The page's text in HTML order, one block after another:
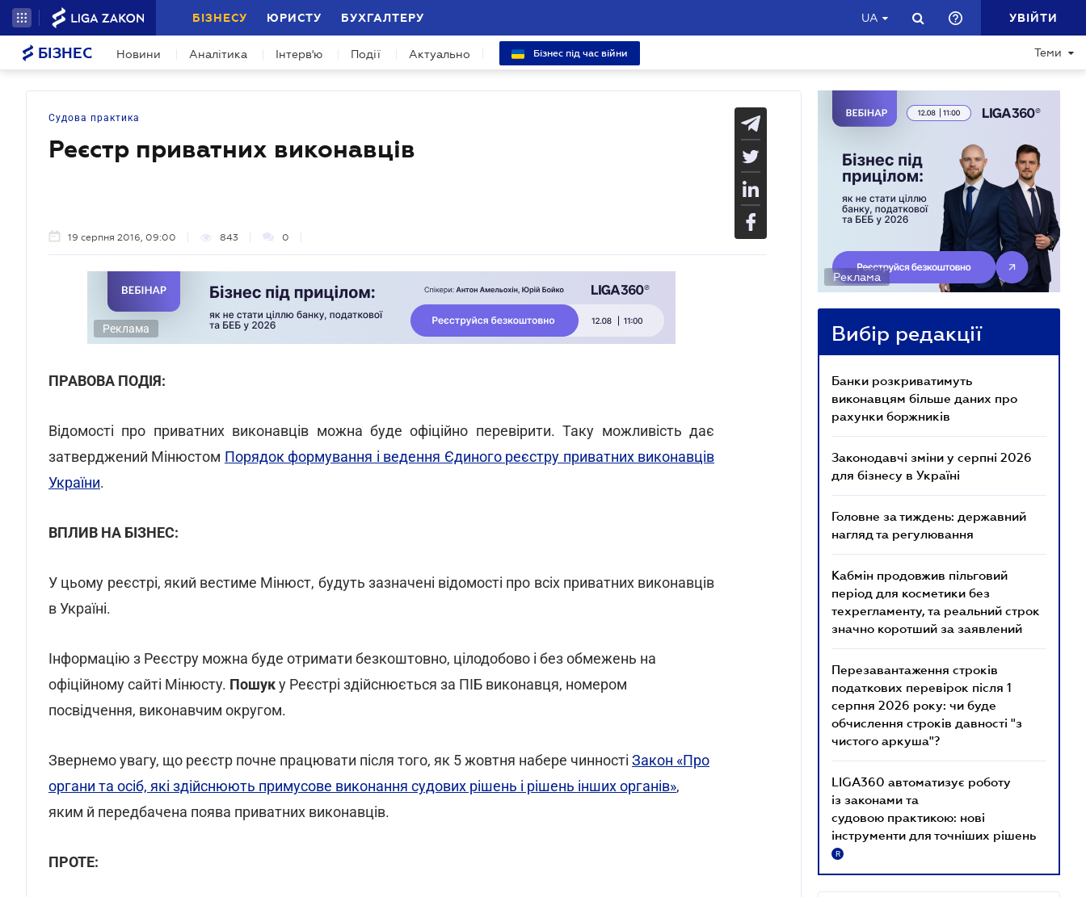
БІЗНЕСУ ЮРИСТУ БУХГАЛТЕРУ UA УВІЙТИ
БІЗНЕС Новини Аналітика Інтерв'ю Події Актуально Бізнес під час війни Теми
Судова практика
Реєстр приватних виконавців
19 серпня 2016, 09:00 843 0
Реклама
ПРАВОВА ПОДІЯ:
Відомості про приватних виконавців можна буде офіційно перевірити. Таку можливість дає
затверджений Мінюстом Порядок формування і ведення Єдиного реєстру приватних виконавців
України.
ВПЛИВ НА БІЗНЕС:
У цьому реєстрі, який вестиме Мінюст, будуть зазначені відомості про всіх приватних виконавців
в Україні.
Інформацію з Реєстру можна буде отримати безкоштовно, цілодобово і без обмежень на
офіційному сайті Мінюсту. Пошуку Реєстрі здійснюється за ПІБ виконавця, номером
посвідчення, виконавчим округом.
Звернемо увагу, що реєстр почне працювати після того, як 5 жовтня набере чинності Закон «Про
органи та осіб, які здійснюють примусове виконання судових рішень і рішень інших органів»,
яким й передбачена поява приватних виконавців.
ПРОТЕ:
Реклама
Вибір редакції
Банки розкриватимуть
виконавцям більше даних про
рахунки боржників
Законодавчі зміни у серпні 2026
для бізнесу в Україні
Головне за тиждень: державний
нагляд та регулювання
Кабмін продовжив пільговий
період для косметики без
техрегламенту, та реальний строк
значно коротший за заявлений
Перезавантаження строків
податкових перевірок після 1
серпня 2026 року: чи буде
обчислення строків давності "з
чистого аркуша"?
LIGA360 автоматизує роботу
із законами та
судовою практикою: нові
інструменти для точніших рішень
R